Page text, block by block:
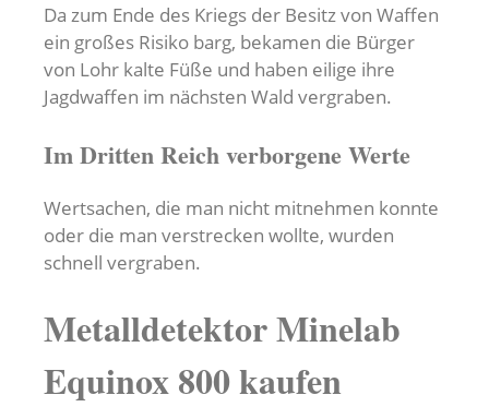
Da zum Ende des Kriegs der Besitz von Waffen
ein großes Risiko barg, bekamen die Bürger
von Lohr kalte Füße und haben eilige ihre
Jagdwaffen im nächsten Wald vergraben.
Im Dritten Reich verborgene Werte
Wertsachen, die man nicht mitnehmen konnte
oder die man verstrecken wollte, wurden
schnell vergraben.
Metalldetektor Minelab
Equinox 800 kaufen